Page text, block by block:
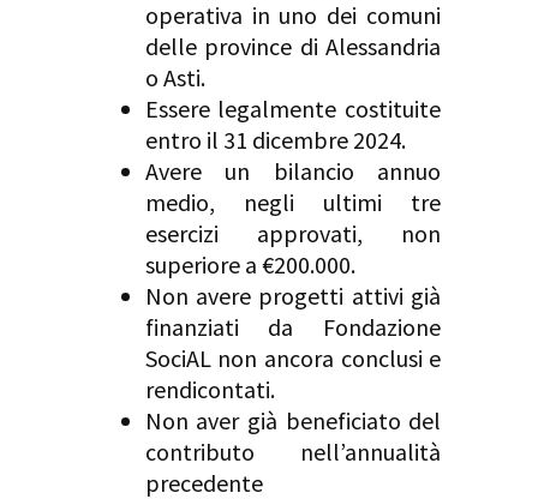
operativa in uno dei comuni
delle province di Alessandria
o Asti.
Essere legalmente costituite
entro il 31 dicembre 2024.
Avere un bilancio annuo
medio, negli ultimi tre
esercizi approvati, non
superiore a €200.000.
Non avere progetti attivi già
finanziati da Fondazione
SociAL non ancora conclusi e
rendicontati.
Non aver già beneficiato del
contributo nell’annualità
precedente